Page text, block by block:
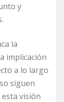
y
la
implicación
a lo largo
siguen
visión